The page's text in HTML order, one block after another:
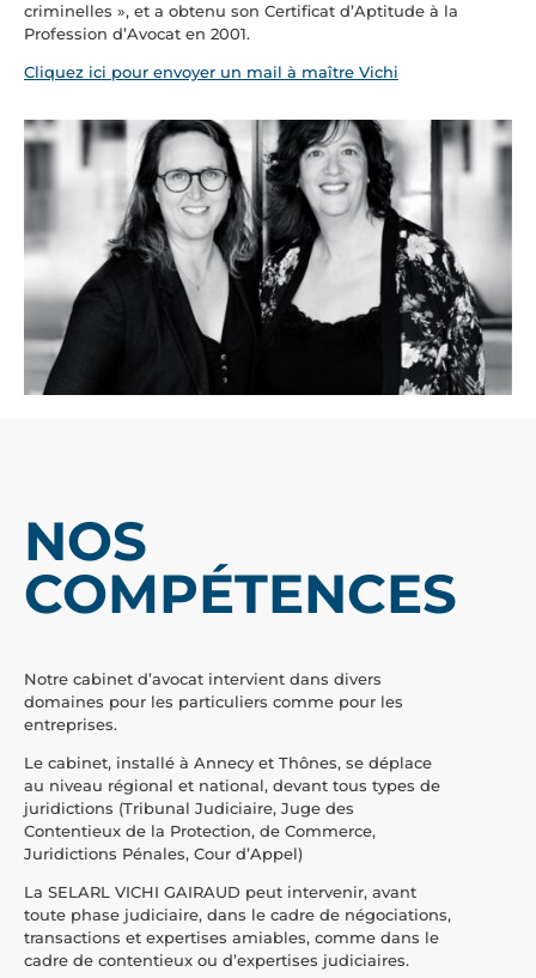
criminelles », et a obtenu son Certificat d’Aptitude à la
Profession d’Avocat en 2001.
Cliquez ici pour envoyer un mail à maître Vichi
NOS
COMPÉTENCES
Notre cabinet d’avocat intervient dans divers
domaines pour les particuliers comme pour les
entreprises.
Le cabinet, installé à Annecy et Thônes, se déplace
au niveau régional et national, devant tous types de
juridictions (Tribunal Judiciaire, Juge des
Contentieux de la Protection, de Commerce,
Juridictions Pénales, Cour d’Appel)
La SELARL VICHI GAIRAUD peut intervenir, avant
toute phase judiciaire, dans le cadre de négociations,
transactions et expertises amiables, comme dans le
cadre de contentieux ou d’expertises judiciaires.